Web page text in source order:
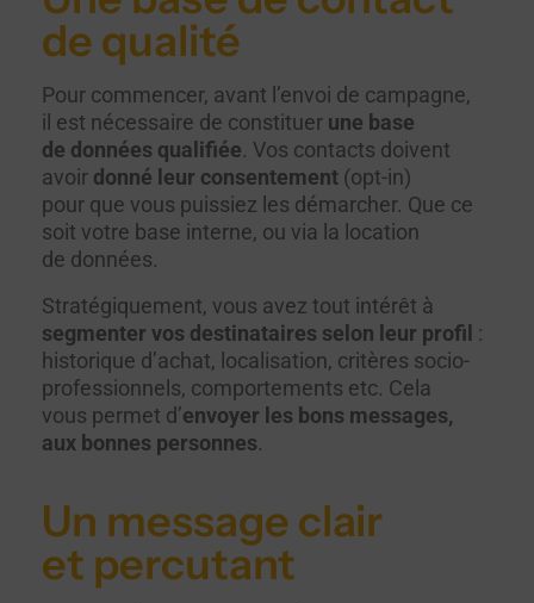
de qualité
Pour commencer, avant l’envoi de campagne,
il est nécessaire de constituer une base
de données qualifiée. Vos contacts doivent
avoir donné leur consentement (opt-in)
pour que vous puissiez les démarcher. Que ce
soit votre base interne, ou via la location
de données.
Stratégiquement, vous avez tout intérêt à
segmenter vos destinataires selon leur profil :
historique d’achat, localisation, critères socio-
professionnels, comportements etc. Cela
vous permet d’envoyer les bons messages,
aux bonnes personnes.
Un message clair
et percutant